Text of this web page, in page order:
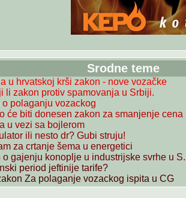
Srodne teme
u hrvatskoj krši zakon - nove vozačke
li zakon protiv spamovanja u Srbiji.
o polaganju vozackog
će biti donesen zakon za smanjenje cena
u vezi sa bojlerom
ili nesto dr? Gubi struju!
za crtanje šema u energetici
o gajenju konoplje u industrijske svrhe u
period jeftinije tarife?
Za polaganje vozackog ispita u CG